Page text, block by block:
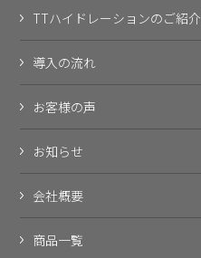
TTハイドレーションのご紹介
導入の流れ
お客様の声
お知らせ
会社概要
商品一覧